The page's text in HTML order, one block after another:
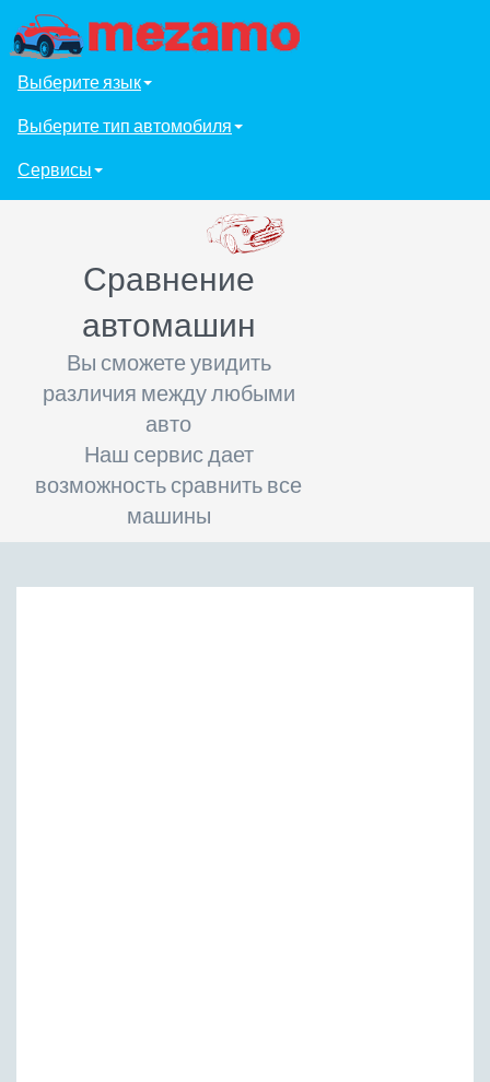
Выберите язык
Выберите тип автомобиля
Сервисы
Сравнение
автомашин
Вы сможете увидить
различия между любыми
авто
Наш сервис дает
возможность сравнить все
машины